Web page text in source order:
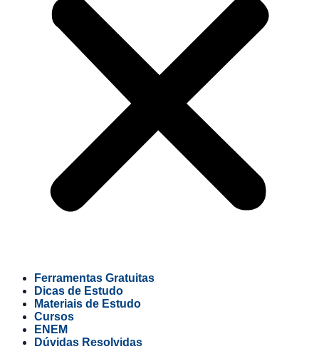
Ferramentas Gratuitas
Dicas de Estudo
Materiais de Estudo
Cursos
ENEM
Dúvidas Resolvidas